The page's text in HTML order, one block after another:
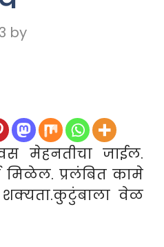
by
मेहनतीचा जाईल.
मिळेल. प्रलंबित कामे
शक्यता.कुटुंबाला वेळ